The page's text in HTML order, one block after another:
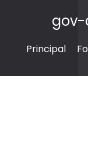
Principal